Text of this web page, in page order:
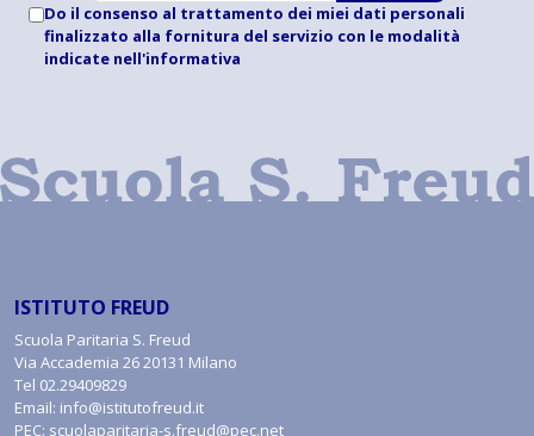
Do il consenso al trattamento dei miei dati personali
finalizzato alla fornitura del servizio con le modalità
indicate nell'informativa
ISTITUTO FREUD
Scuola Paritaria S. Freud
Via Accademia 26 20131 Milano
Tel 02.29409829
Email: info@istitutofreud.it
PEC: scuolaparitaria-s.freud@pec.net